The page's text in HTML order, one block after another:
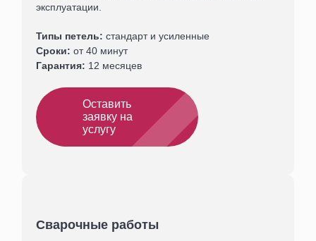
эксплуатации.
Типы петель: стандарт и усиленные
Сроки: от 40 минут
Гарантия: 12 месяцев
Оставить
заявку на
услугу
Сварочные работы